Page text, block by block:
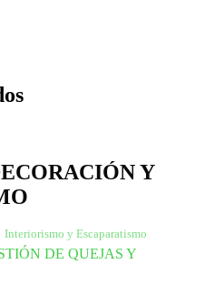
Y
Interiorismo y Escaparatismo